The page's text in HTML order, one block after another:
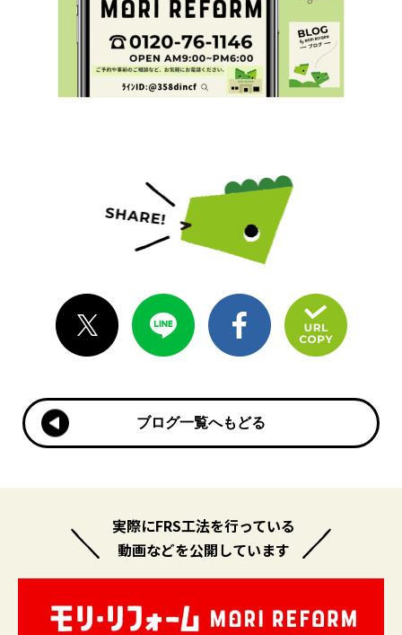
ブログ一覧へもどる
ブログ一覧へもどる
実際にFRS工法を行っている
動画などを公開しています